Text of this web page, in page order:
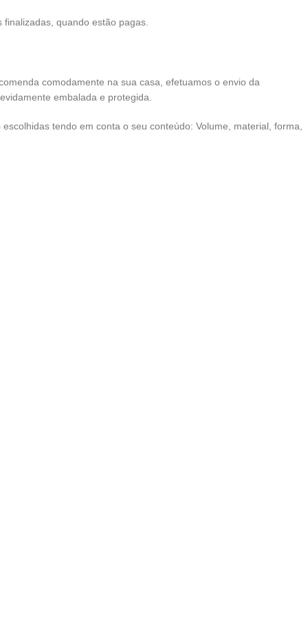
quando estão pagas.
comodamente na sua casa, efetuamos o envio da
embalada e protegida.
tendo em conta o seu conteúdo: Volume, material, forma,